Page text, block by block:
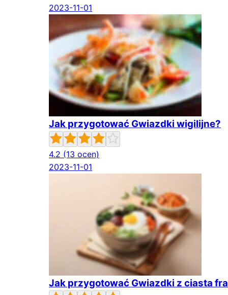
2023-11-01
Jak przygotować Gwiazdki wigilijne?
4.2 (13 ocen)
2023-11-01
Jak przygotować Gwiazdki z ciasta